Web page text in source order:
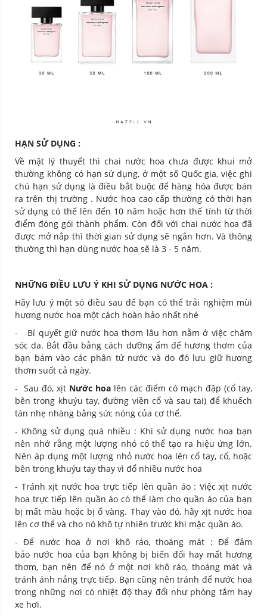
HẠN SỬ DỤNG :
Về mặt lý thuyết thì chai nước hoa chưa được khui mở
thường không có hạn sử dụng, ở một số Quốc gia, việc ghi
chú hạn sử dụng là điều bắt buộc để hàng hóa được bán
ra trên thị trường . Nước hoa cao cấp thường có thời hạn
sử dụng có thể lên đến 10 năm hoặc hơn thế tính từ thời
điểm đóng gói thành phẩm. Còn đối với chai nước hoa đã
được mở nắp thì thời gian sử dụng sẽ ngắn hơn. Và thông
thường thì hạn dùng nước hoa sẽ là 3 - 5 năm.
NHỮNG ĐIỀU LƯU Ý KHI SỬ DỤNG NƯỚC HOA :
Hãy lưu ý một só điều sau để bạn có thể trải nghiệm mùi
hương nước hoa một cách hoàn hảo nhất nhé
- Bí quyết giữ nước hoa thơm lâu hơn nằm ở việc chăm
sóc da. Bắt đầu bằng cách dưỡng ẩm để hương thơm của
bạn bám vào các phân tử nước và do đó lưu giữ hương
thơm suốt cả ngày.
- Sau đó, xịt Nước hoa lên các điểm có mạch đập (cổ tay,
bên trong khuỷu tay, đường viền cổ và sau tai) để khuếch
tán nhẹ nhàng bằng sức nóng của cơ thể.
- Không sử dụng quá nhiều : Khi sử dụng nước hoa bạn
nên nhớ rằng một lượng nhỏ có thể tạo ra hiệu ứng lớn.
Nên áp dụng một lượng nhỏ nước hoa lên cổ tay, cổ, hoặc
bên trong khuỷu tay thay vì đổ nhiều nước hoa
- Tránh xịt nước hoa trực tiếp lên quần áo : Việc xịt nước
hoa trực tiếp lên quần áo có thể làm cho quần áo của bạn
bị mất màu hoặc bị ố vàng. Thay vào đó, hãy xịt nước hoa
lên cơ thể và cho nó khô tự nhiên trước khi mặc quần áo.
- Để nước hoa ở nơi khô ráo, thoáng mát : Để đảm
bảo nước hoa của bạn không bị biến đổi hay mất hương
thơm, bạn nên để nó ở một nơi khô ráo, thoáng mát và
tránh ánh nắng trực tiếp. Bạn cũng nên tránh để nước hoa
trong những nơi có nhiệt độ thay đổi như phòng tắm hay
xe hơi.